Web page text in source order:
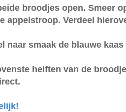
broodjes open. Smeer
appelstroop. Verdeel
naar smaak de blauwe
helften van de